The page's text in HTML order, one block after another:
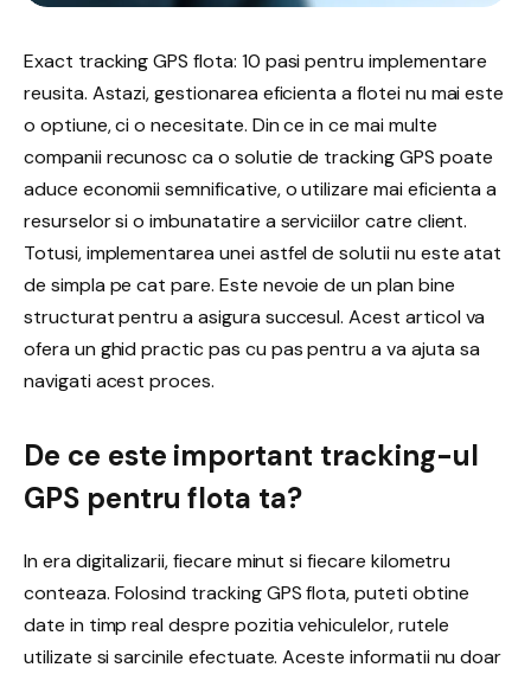
Exact tracking GPS flota: 10 pasi pentru implementare
reusita. Astazi, gestionarea eficienta a flotei nu mai este
o optiune, ci o necesitate. Din ce in ce mai multe
companii recunosc ca o solutie de tracking GPS poate
aduce economii semnificative, o utilizare mai eficienta a
resurselor si o imbunatatire a serviciilor catre client.
Totusi, implementarea unei astfel de solutii nu este atat
de simpla pe cat pare. Este nevoie de un plan bine
structurat pentru a asigura succesul. Acest articol va
ofera un ghid practic pas cu pas pentru a va ajuta sa
navigati acest proces.
De ce este important tracking-ul
GPS pentru flota ta?
In era digitalizarii, fiecare minut si fiecare kilometru
conteaza. Folosind tracking GPS flota, puteti obtine
date in timp real despre pozitia vehiculelor, rutele
utilizate si sarcinile efectuate. Aceste informatii nu doar